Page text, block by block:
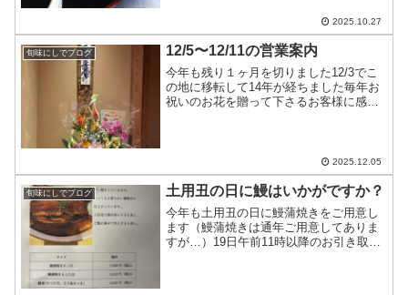
2025.10.27
旬味にしでブログ 12/5〜12/11の営業案内
今年も残り１ヶ月を切りました12/3でこ
の地に移転して14年が経ちました毎年お
祝いのお花を贈って下さるお客様に感謝
2025.12.05
旬味にしでブログ 土用丑の日に鰻はいかがですか？
今年も土用丑の日に鰻蒲焼きをご用意し
ます（鰻蒲焼きは通年ご用意してありま
すが…）19日午前11時以降のお引き取り